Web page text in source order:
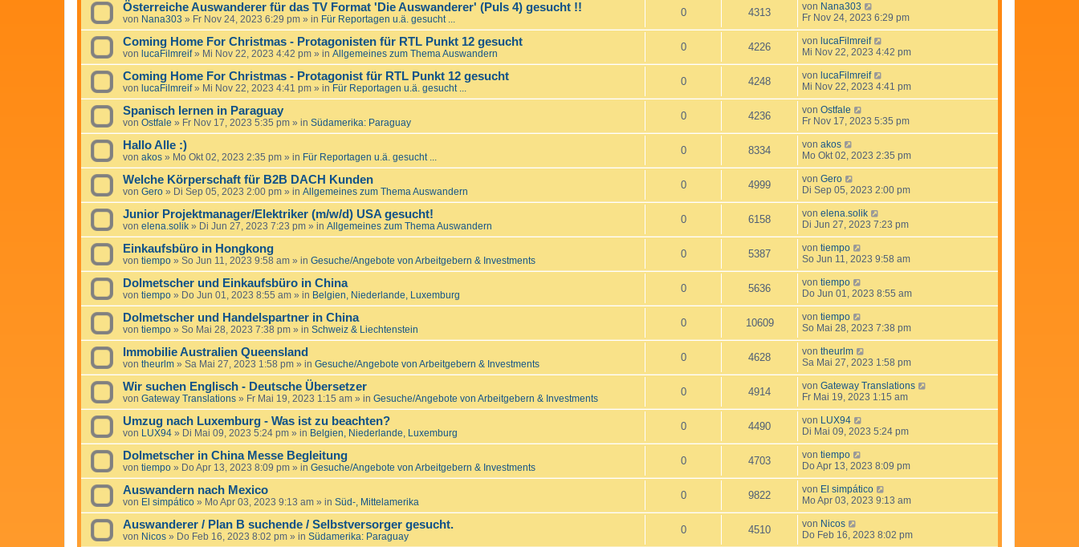
Österreiche Auswanderer für das TV Format 'Die Auswanderer' (Puls 4) gesucht !!
von Nana303 » Fr Nov 24, 2023 6:29 pm » in Für Reportagen u.ä. gesucht ...
0 4313 von Nana303
Fr Nov 24, 2023 6:29 pm
Coming Home For Christmas - Protagonisten für RTL Punkt 12 gesucht
von lucaFilmreif» Mi Nov 22, 2023 4:42 pm » in Allgemeines zum Thema Auswandern
0 4226 von lucaFilmreif
Mi Nov 22, 2023 4:42 pm
Coming Home For Christmas - Protagonist für RTL Punkt 12 gesucht
von lucaFilmreif» Mi Nov 22, 2023 4:41 pm » in Für Reportagen u.ä. gesucht ...
0 4248 von lucaFilmreif
Mi Nov 22, 2023 4:41 pm
Spanisch lernen in Paraguay
von Ostfale » Fr Nov 17, 2023 5:35 pm » in Südamerika: Paraguay
0 4236 von Ostfale
Fr Nov 17, 2023 5:35 pm
Hallo Alle :)
von akos » Mo Okt 02, 2023 2:35 pm » in Für Reportagen u.ä. gesucht ...
0 8334 von akos
Mo Okt 02, 2023 2:35 pm
Welche Körperschaft für B2B DACH Kunden
von Gero » Di Sep 05, 2023 2:00 pm » in Allgemeines zum Thema Auswandern
0 4999 von Gero
Di Sep 05, 2023 2:00 pm
Junior Projektmanager/Elektriker (m/w/d) USA gesucht!
von elena.solik » Di Jun 27, 2023 7:23 pm » in Allgemeines zum Thema Auswandern
0 6158 von elena.solik
Di Jun 27, 2023 7:23 pm
Einkaufsbüro in Hongkong
von tiempo » So Jun 11, 2023 9:58 am » in Gesuche/Angebote von Arbeitgebern & Investments
0 5387 von tiempo
So Jun 11, 2023 9:58 am
Dolmetscher und Einkaufsbüro in China
von tiempo » Do Jun 01, 2023 8:55 am » in Belgien, Niederlande, Luxemburg
0 5636 von tiempo
Do Jun 01, 2023 8:55 am
Dolmetscher und Handelspartner in China
von tiempo » So Mai 28, 2023 7:38 pm » in Schweiz & Liechtenstein
0 10609 von tiempo
So Mai 28, 2023 7:38 pm
Immobilie Australien Queensland
von theurlm » Sa Mai 27, 2023 1:58 pm » in Gesuche/Angebote von Arbeitgebern & Investments
0 4628 von theurlm
Sa Mai 27, 2023 1:58 pm
Wir suchen Englisch - Deutsche Übersetzer
von Gateway Translations » Fr Mai 19, 2023 1:15 am » in Gesuche/Angebote von Arbeitgebern & Investments
0 4914 von Gateway Translations
Fr Mai 19, 2023 1:15 am
Umzug nach Luxemburg - Was ist zu beachten?
von LUX94 » Di Mai 09, 2023 5:24 pm » in Belgien, Niederlande, Luxemburg
0 4490 von LUX94
Di Mai 09, 2023 5:24 pm
Dolmetscher in China Messe Begleitung
von tiempo » Do Apr 13, 2023 8:09 pm » in Gesuche/Angebote von Arbeitgebern & Investments
0 4703 von tiempo
Do Apr 13, 2023 8:09 pm
Auswandern nach Mexico
von El simpático » Mo Apr 03, 2023 9:13 am » in Süd-, Mittelamerika
0 9822 von El simpático
Mo Apr 03, 2023 9:13 am
Auswanderer / Plan B suchende / Selbstversorger gesucht.
von Nicos » Do Feb 16, 2023 8:02 pm » in Südamerika: Paraguay
0 4510 von Nicos
Do Feb 16, 2023 8:02 pm